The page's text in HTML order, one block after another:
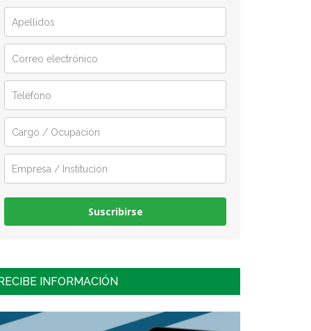
Suscribirse
INFORMACIÓN